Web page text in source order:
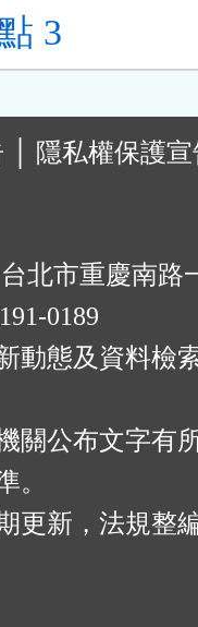
3
隱私權保護
北市重慶南路
0189
動態及資料檢
關公布文字有
。
更新，法規整